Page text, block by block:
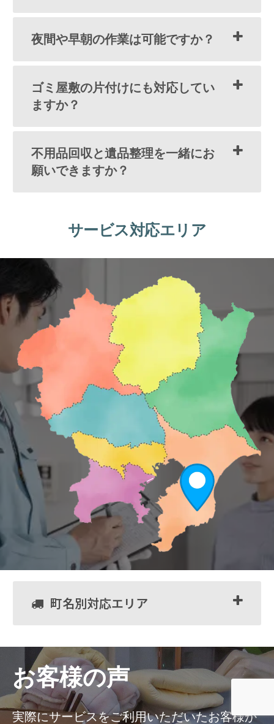
夜間や早朝の作業は可能ですか？
ゴミ屋敷の片付けにも対応してい
ますか？
不用品回収と遺品整理を一緒にお
願いできますか？
サービス対応エリア
町名別対応エリア
お客様の声
実際にサービスをご利用いただいたお客様か